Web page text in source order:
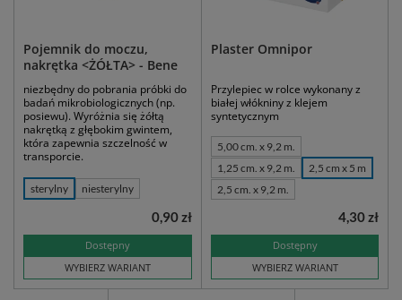
Pojemnik do moczu,
nakrętka <ŻÓŁTA> - Bene
niezbędny do pobrania próbki do
badań mikrobiologicznych (np.
posiewu). Wyróżnia się żółtą
nakrętką z głębokim gwintem,
która zapewnia szczelność w
transporcie.
sterylny niesterylny
Dostępny
WYBIERZ WARIANT
0,90 zł
Plaster Omnipor
Przylepiec w rolce wykonany z
białej włókniny z klejem
syntetycznym
5,00 cm. x 9,2 m.
1,25 cm. x 9,2 m.
2,5 cm x 5 m
2,5 cm. x 9,2 m.
Dostępny
WYBIERZ WARIANT
4,30 zł